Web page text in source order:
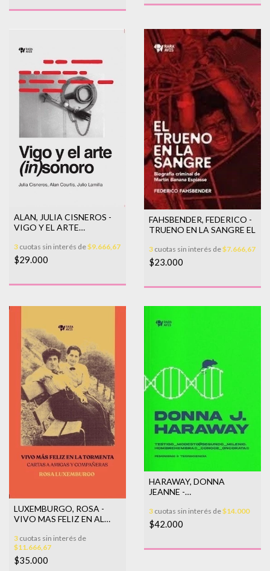
ALAN, JULIA CISNEROS -
VIGO Y EL ARTE
3 cuotas sin interés de$9.666,67
$29.000
FAHSBENDER, FEDERICO -
TRUENO EN LA SANGRE EL
3 cuotas sin interés de$7.666,67
$23.000
LUXEMBURGO, ROSA -
VIVO MAS FELIZ EN AL
3 cuotas sin interés de
$11.666,67
$35.000
HARAWAY, DONNA
JEANNE -
3 cuotas sin interés de$14.000
$42.000